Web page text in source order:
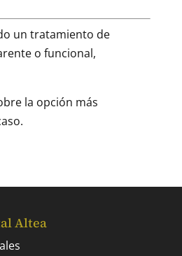
un tratamiento de
o funcional,
la opción más
Altea